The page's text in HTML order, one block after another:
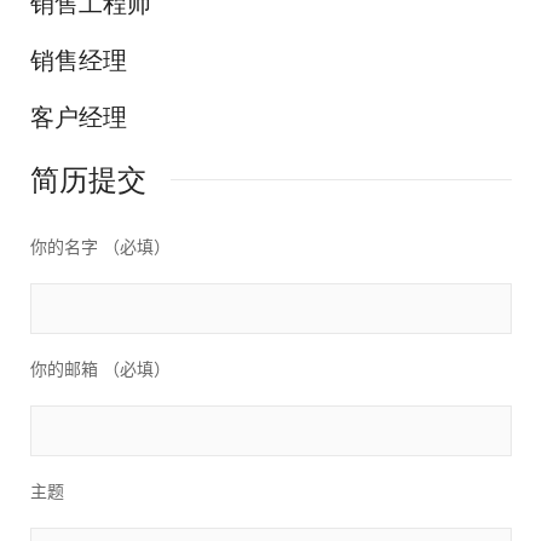
销售经理
客户经理
简历提交
你的名字 （必填）
你的邮箱 （必填）
主题